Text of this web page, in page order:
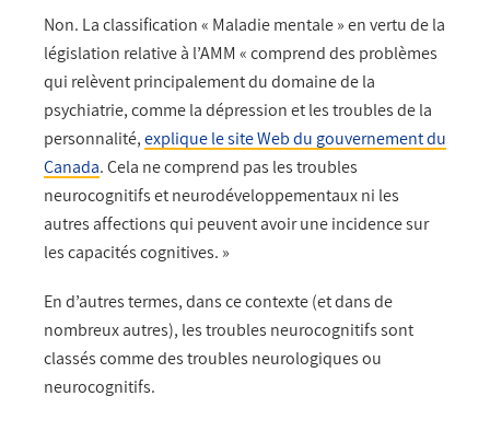
Non. La classification « Maladie mentale » en vertu de la
législation relative à l’AMM « comprend des problèmes
qui relèvent principalement du domaine de la
psychiatrie, comme la dépression et les troubles de la
personnalité,explique le site Web du gouvernement du
Canada. Cela ne comprend pas les troubles
neurocognitifs et neurodéveloppementaux ni les
autres affections qui peuvent avoir une incidence sur
les capacités cognitives. »
En d’autres termes, dans ce contexte (et dans de
nombreux autres), les troubles neurocognitifs sont
classés comme des troubles neurologiques ou
neurocognitifs.